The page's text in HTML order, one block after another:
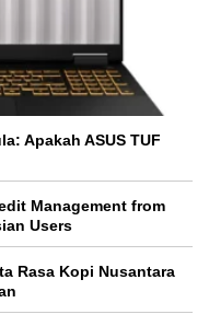
Apakah ASUS TUF
Management from
Users
Rasa Kopi Nusantara